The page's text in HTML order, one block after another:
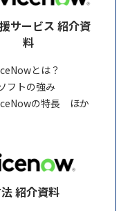
サービス 紹介資
料
とは？
フトの強み
の特長 ほか
紹介資料